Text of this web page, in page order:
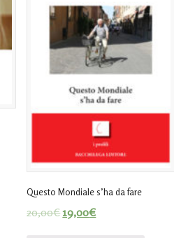
Questo Mondiale s’ha da fare
20,00€19,00€